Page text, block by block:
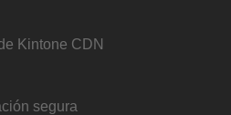
Kintone CDN
segura